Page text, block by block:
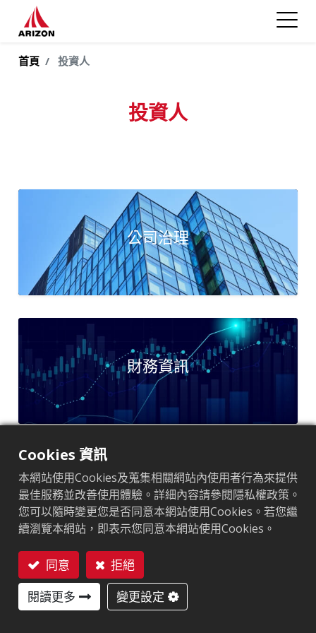
首頁 投資人
投資人
公司治理
財務資訊
股東專區
Cookies 資訊
本網站使用Cookies及蒐集相關網站內使用者行為來提供
最佳服務並改善使用體驗。詳細內容請參閱隱私權政策。
您可以隨時變更您是否同意本網站使用Cookies。若您繼
續瀏覽本網站，即表示您同意本網站使用Cookies。
同意
拒絕
閱讀更多
變更設定